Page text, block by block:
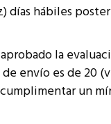
días hábiles
la
envío es de 20
un